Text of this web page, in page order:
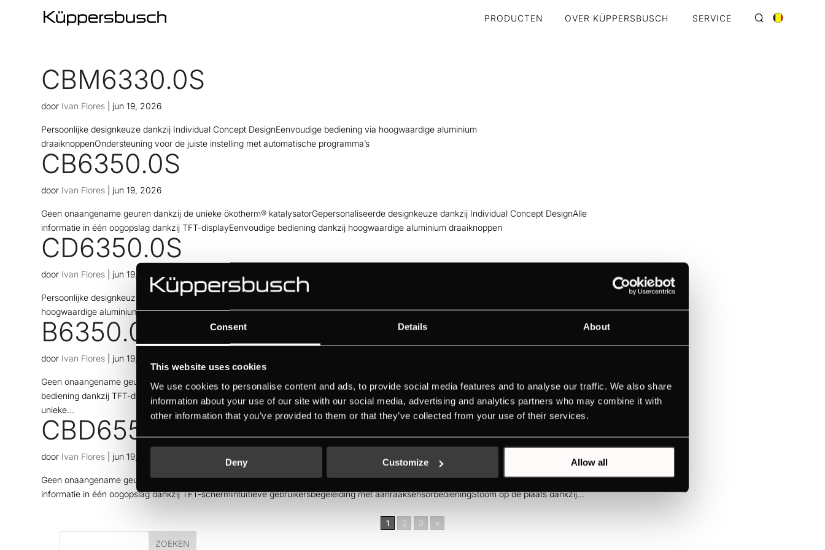
Consent Details About
This website uses cookies
We use cookies to personalise content and ads, to provide social media features and to analyse our traffic. We also share
information about your use of our site with our social media, advertising and analytics partners who may combine it with
other information that you’ve provided to them or that they’ve collected from your use of their services.
Deny Customize Allow all
PRODUCTEN OVER KÜPPERSBUSCH SERVICE
CBM6330.0S
door Ivan Flores jun 19, 2026
Persoonlijke designkeuze dankzij Individual Concept DesignEenvoudige bediening via hoogwaardige aluminium
draaiknoppenOndersteuning voor de juiste instelling met automatische programma’s
CB6350.0S
door Ivan Flores jun 19, 2026
Geen onaangename geuren dankzij de unieke ökotherm® katalysatorGepersonaliseerde designkeuze dankzij Individual Concept DesignAlle
informatie in één oogopslag dankzij TFT-displayEenvoudige bediening dankzij hoogwaardige aluminium draaiknoppen
CD6350.0S
door Ivan Flores jun 19, 2026
Persoonlijke designkeuze dankzij Individual Concept DesignAlle informatie in één oogopslag dankzij TFT-schermEenvoudige bediening via
hoogwaardige aluminium draaiknopStoom op de plaats dankzij externe stoomgenerator
B6350.0S
door Ivan Flores jun 19, 2026
Geen onaangename geuren dankzij de unieke ökotherm® katalysatorPersoonlijke designkeuze dankzij Individual Concept DesignSnelle
bediening dankzij TFT-displayEenvoudige bediening dankzij hoogwaardige aluminium draaiknoppenGemakkelijk te reinigen dankzij de
unieke...
CBD6550.0W
door Ivan Flores jun 19, 2026
Geen onaangename geuren dankzij de unieke ökotherm® katalysatorGepersonaliseerde designkeuze dankzij Individual Concept DesignAlle
informatie in één oogopslag dankzij TFT-schermIntuïtieve gebruikersbegeleiding met aanraaksensorbedieningStoom op de plaats dankzij...
1 2 3 »